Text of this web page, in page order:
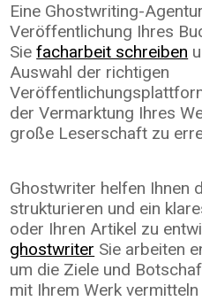
Eine Ghostwriting-
Veröffentlichung Ihres
Siefacharbeit schreiben
Auswahl der richtigen
der Vermarktung Ihres
große Leserschaft zu
Ghostwriter helfen Ihnen
strukturieren und ein
oder Ihren Artikel zu
ghostwriter Sie arbeiten
um die Ziele und
mit Ihrem Werk